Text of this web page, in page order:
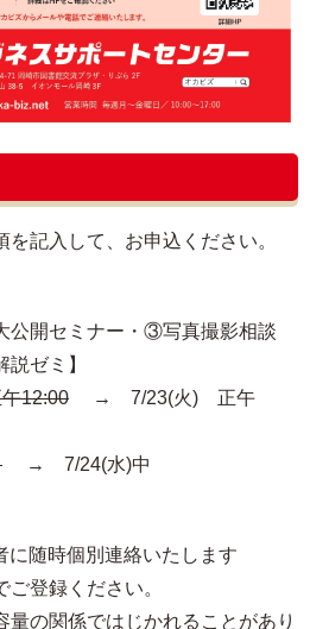
記入して、お申込ください。
公開セミナー・③写真撮影相談
ゼミ】
12:00 → 7/23(火) 正午
→ 7/24(水)中
に随時個別連絡いたします
登録ください。
の関係ではじかれることがあり